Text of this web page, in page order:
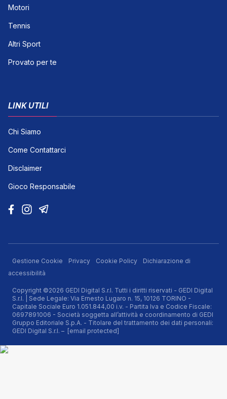
Motori
Tennis
Altri Sport
Provato per te
LINK UTILI
Chi Siamo
Come Contattarci
Disclaimer
Gioco Responsabile
Gestione Cookie Privacy Cookie Policy
Dichiarazione di
accessibilità
Copyright ©2026 GEDI Digital S.r.l. Tutti i diritti riservati - GEDI Digital
S.r.l. | Sede Legale: Via Ernesto Lugaro n. 15, 10126 TORINO -
Capitale Sociale Euro 1.051.844,00 i.v. - Partita Iva e Codice Fiscale:
0697891006 - Società soggetta all’attività e coordinamento di GEDI
Gruppo Editoriale S.p.A. - Titolare del trattamento dei dati personali:
GEDI Digital S.r.l. – [email protected]